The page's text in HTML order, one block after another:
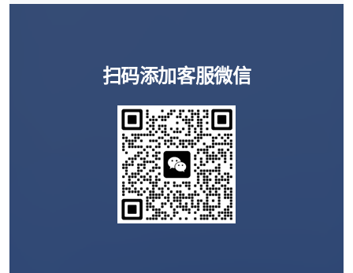
扫码添加客服微信